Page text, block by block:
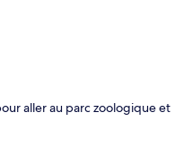
aller au parc zoologique et